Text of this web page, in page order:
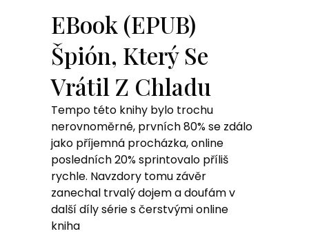
EBook (EPUB)
Špión, Který Se
Vrátil Z Chladu
Tempo této knihy bylo trochu
nerovnoměrné, prvních 80% se zdálo
jako příjemná procházka, online
posledních 20% sprintovalo příliš
rychle. Navzdory tomu závěr
zanechal trvalý dojem a doufám v
další díly série s čerstvými online
kniha